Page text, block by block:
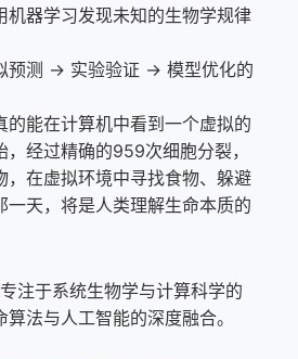
机器学习发现未知的生物学规律
预测 → 实验验证 → 模型优化的
的能在计算机中看到一个虚拟的
经过精确的959次细胞分裂，
，在虚拟环境中寻找食物、躲避
一天，将是人类理解生命本质的
注于系统生物学与计算科学的
法与人工智能的深度融合。